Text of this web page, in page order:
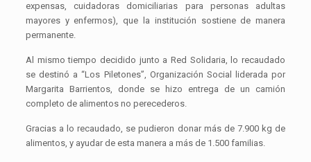
expensas, cuidadoras domiciliarias para personas adultas
mayores y enfermos), que la institución sostiene de manera
permanente.
Al mismo tiempo decidido junto a Red Solidaria, lo recaudado
se destinó a “Los Piletones”, Organización Social liderada por
Margarita Barrientos, donde se hizo entrega de un camión
completo de alimentos no perecederos.
Gracias a lo recaudado, se pudieron donar más de 7.900 kg de
alimentos, y ayudar de esta manera a más de 1.500 familias.